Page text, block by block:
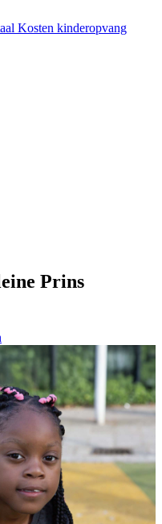
Kosten kinderopvang
Prins